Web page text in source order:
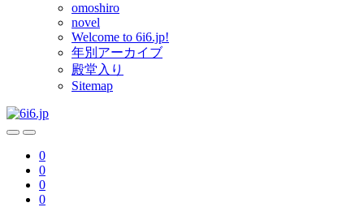
omoshiro
novel
Welcome to 6i6.jp!
年別アーカイブ
殿堂入り
Sitemap
0
0
0
0